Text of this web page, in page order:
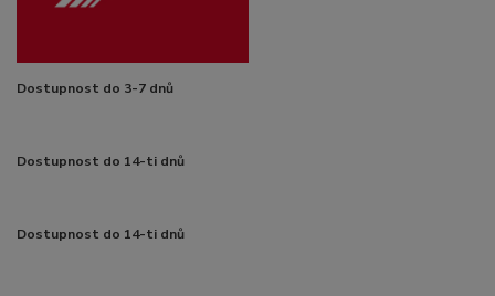
Dostupnost do 3-7 dnů
Dostupnost do 14-ti dnů
Dostupnost do 14-ti dnů